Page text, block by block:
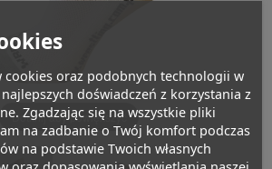
Dotknij aby powiększyć
cookies oraz podobnych technologii w
doświadczeń z korzystania z
Zgadzając się na wszystkie pliki
na zadbanie o Twój komfort podczas
na podstawie Twoich własnych